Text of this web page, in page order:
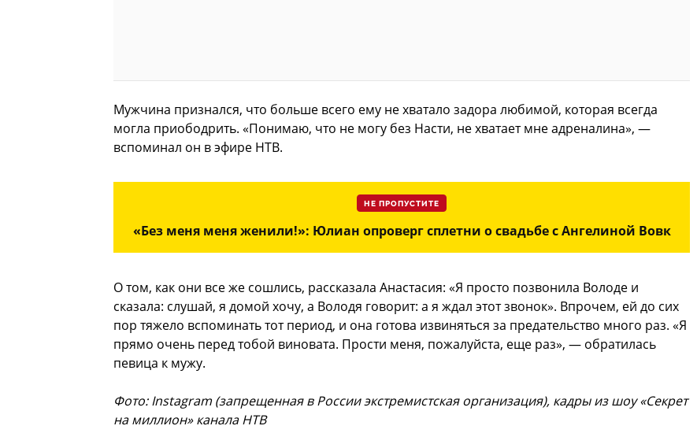
Мужчина признался, что больше всего ему не хватало задора любимой, которая всегда
могла приободрить. «Понимаю, что не могу без Насти, не хватает мне адреналина», —
вспоминал он в эфире НТВ.
НЕ ПРОПУСТИТЕ
«Без меня меня женили!»: Юлиан опроверг сплетни о свадьбе с Ангелиной Вовк
О том, как они все же сошлись, рассказала Анастасия: «Я просто позвонила Володе и
сказала: слушай, я домой хочу, а Володя говорит: а я ждал этот звонок». Впрочем, ей до сих
пор тяжело вспоминать тот период, и она готова извиняться за предательство много раз. «Я
прямо очень перед тобой виновата. Прости меня, пожалуйста, еще раз», — обратилась
певица к мужу.
Фото: Instagram (запрещенная в России экстремистская организация), кадры из шоу «Секрет
на миллион» канала НТВ